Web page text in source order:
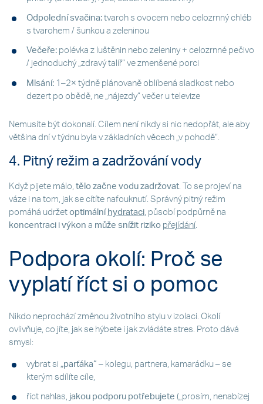
Odpolední svačina: tvaroh s ovocem nebo celozrnný chléb
s tvarohem / šunkou a zeleninou
Večeře: polévka z luštěnin nebo zeleniny + celozrnné pečivo
/ jednoduchý „zdravý talíř“ ve zmenšené porci
Mlsání: 1–2× týdně plánovaně oblíbená sladkost nebo
dezert po obědě, ne „nájezdy“ večer u televize
Nemusíte být dokonalí. Cílem není nikdy si nic nedopřát, ale aby
většina dní v týdnu byla v základních věcech „v pohodě“.
4. Pitný režim a zadržování vody
Když pijete málo, tělo začne vodu zadržovat . To se projeví na
váze i na tom, jak se cítíte nafouknutí. Správný pitný režim
pomáhá udržet optimální hydrataci , působí podpůrně na
koncentraci i výkon a může snížit riziko přejídání.
Podpora okolí: Proč se
vyplatí říct si o pomoc
Nikdo neprochází změnou životního stylu v izolaci. Okolí
ovlivňuje, co jíte, jak se hýbete i jak zvládáte stres. Proto dává
smysl:
vybrat si „parťáka“ – kolegu, partnera, kamarádku – se
kterým sdílíte cíle,
říct nahlas, jakou podporu potřebujete („prosím, nenabízej